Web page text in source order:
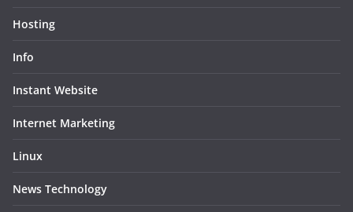
Hosting
Info
Instant Website
Internet Marketing
Linux
News Technology